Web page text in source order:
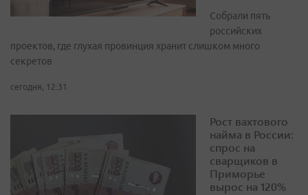
Собрали пять
российских
проектов, где глухая провинция хранит слишком много
секретов
сегодня, 12:31
Рост вахтового
найма в России:
спрос на
сварщиков в
Приморье
вырос на 120%